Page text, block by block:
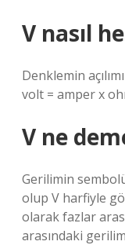
V nasıl
Denklemin
volt = amper x
V ne
Gerilimin
olup V harfiyle
olarak fazlar
arasındaki